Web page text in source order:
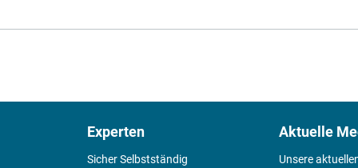
Experten
Sicher Selbstständig
Aktuelle
Unsere